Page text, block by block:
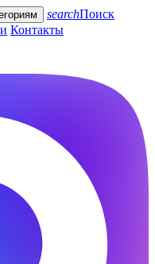
searchПоиск
Контакты